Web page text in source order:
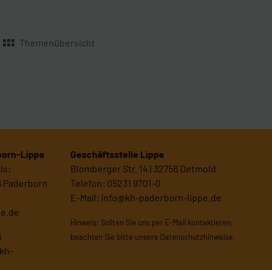
Themenübersicht
Lippe
Paderborn
Geschäftsstelle Lippe
Blomberger Str. 14 | 32756 Detmold
Telefon: 05231 9701-0
E-Mail: info@kh-paderborn-lippe.de
Hinweis: Sollten Sie uns per E-Mail kontaktieren,
beachten Sie bitte unsere Datenschutzhinweise.